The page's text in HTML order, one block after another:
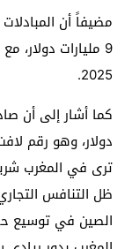
مضيفاً أن
2025.
دولار، وهو رقم
ترى في المغرب
ظل التنافس
الصين في توسيع